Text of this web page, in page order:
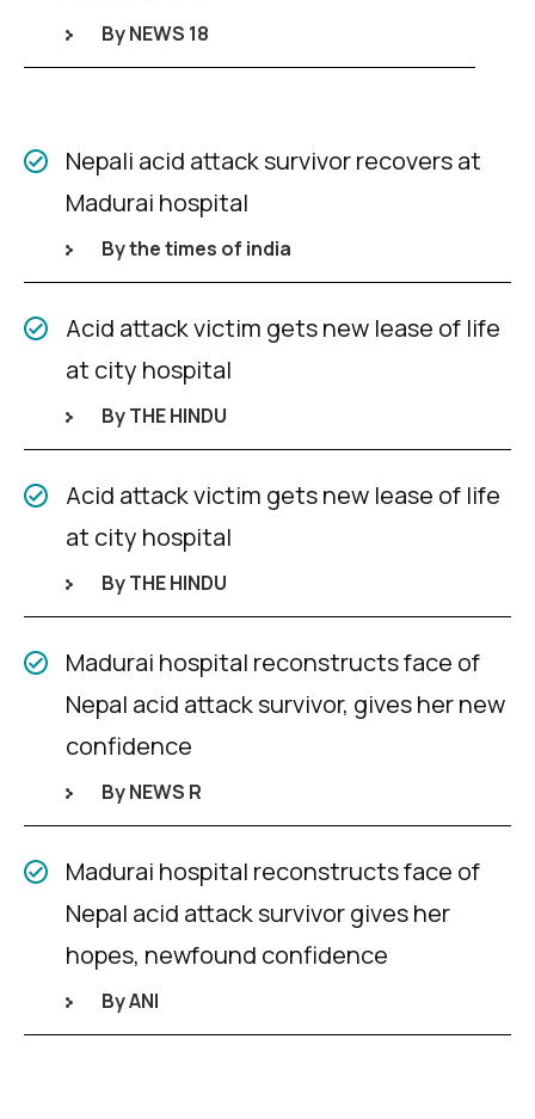
By NEWS 18
Nepali acid attack survivor recovers at
Madurai hospital
By the times of india​
Acid attack victim gets new lease of life
at city hospital
By THE HINDU
Acid attack victim gets new lease of life
at city hospital
By THE HINDU
Madurai hospital reconstructs face of
Nepal acid attack survivor, gives her new
confidence
By NEWS R
Madurai hospital reconstructs face of
Nepal acid attack survivor gives her
hopes, newfound confidence
By ANI